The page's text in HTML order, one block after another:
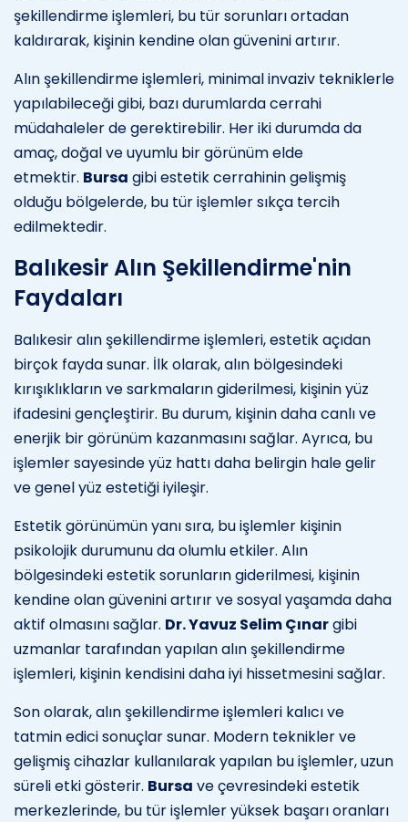
şekillendirme işlemleri, bu tür sorunları ortadan
kaldırarak, kişinin kendine olan güvenini artırır.
Alın şekillendirme işlemleri, minimal invaziv tekniklerle
yapılabileceği gibi, bazı durumlarda cerrahi
müdahaleler de gerektirebilir. Her iki durumda da
amaç, doğal ve uyumlu bir görünüm elde
etmektir. Bursa gibi estetik cerrahinin gelişmiş
olduğu bölgelerde, bu tür işlemler sıkça tercih
edilmektedir.
Balıkesir Alın Şekillendirme'nin
Faydaları
Balıkesir alın şekillendirme işlemleri, estetik açıdan
birçok fayda sunar. İlk olarak, alın bölgesindeki
kırışıklıkların ve sarkmaların giderilmesi, kişinin yüz
ifadesini gençleştirir. Bu durum, kişinin daha canlı ve
enerjik bir görünüm kazanmasını sağlar. Ayrıca, bu
işlemler sayesinde yüz hattı daha belirgin hale gelir
ve genel yüz estetiği iyileşir.
Estetik görünümün yanı sıra, bu işlemler kişinin
psikolojik durumunu da olumlu etkiler. Alın
bölgesindeki estetik sorunların giderilmesi, kişinin
kendine olan güvenini artırır ve sosyal yaşamda daha
aktif olmasını sağlar. Dr. Yavuz Selim Çınargibi
uzmanlar tarafından yapılan alın şekillendirme
işlemleri, kişinin kendisini daha iyi hissetmesini sağlar.
Son olarak, alın şekillendirme işlemleri kalıcı ve
tatmin edici sonuçlar sunar. Modern teknikler ve
gelişmiş cihazlar kullanılarak yapılan bu işlemler, uzun
süreli etki gösterir. Bursa ve çevresindeki estetik
merkezlerinde, bu tür işlemler yüksek başarı oranları